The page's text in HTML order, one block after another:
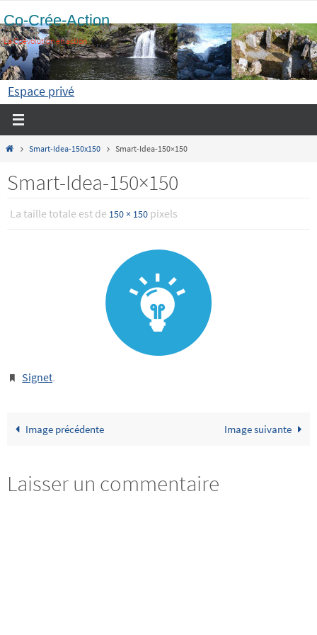
vers
le
contenu
Co-Crée-Action
La Coévolution en action
Espace privé
HomeSmart-Idea-150x150 Smart-Idea-150×150
Smart-Idea-150×150
La taille totale est de 150 × 150 pixels
Signet.
Image précédente Image suivante
Laisser un commentaire